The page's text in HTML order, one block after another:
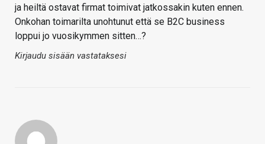
ja heiltä ostavat firmat toimivat jatkossakin kuten ennen.
Onkohan toimarilta unohtunut että se B2C business
loppui jo vuosikymmen sitten…?
Kirjaudu sisään vastataksesi